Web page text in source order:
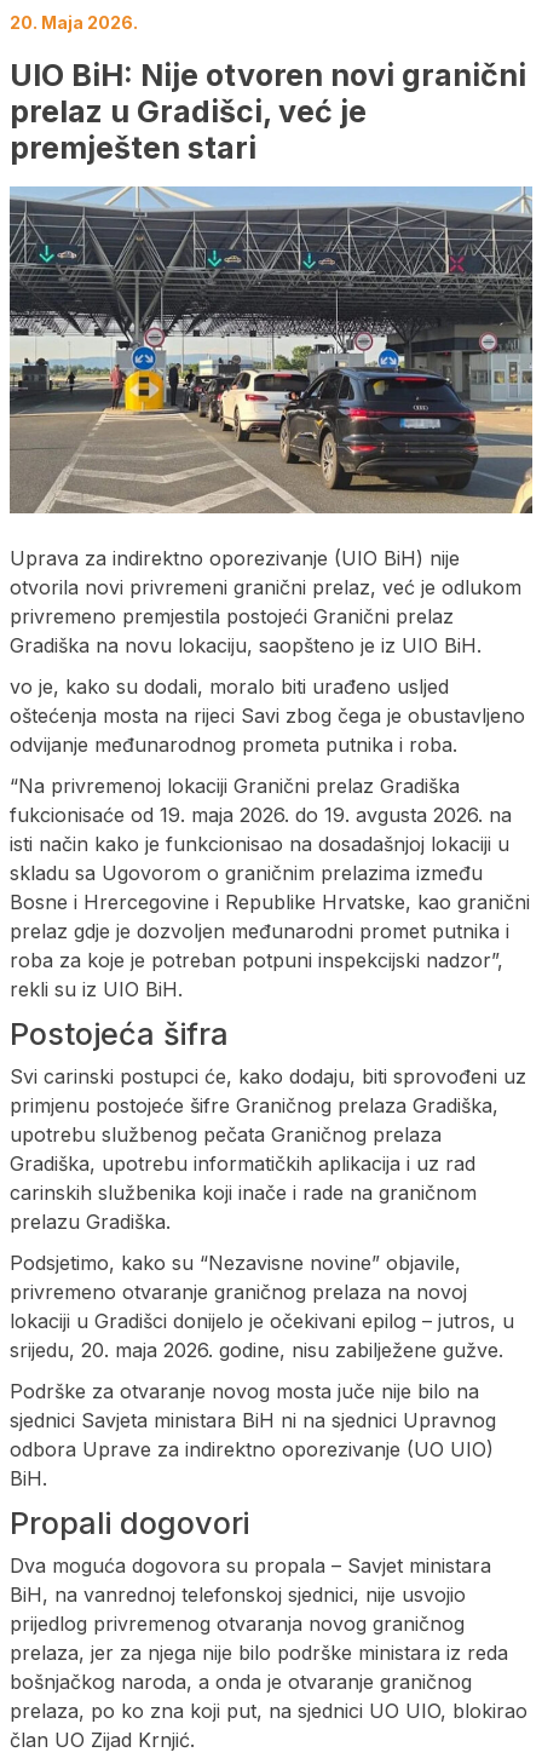
20. Maja 2026.
UIO BiH: Nije otvoren novi granični
prelaz u Gradišci, već je
premješten stari
Uprava za indirektno oporezivanje (UIO BiH) nije
otvorila novi privremeni granični prelaz, već je odlukom
privremeno premjestila postojeći Granični prelaz
Gradiška na novu lokaciju, saopšteno je iz UIO BiH.
vo je, kako su dodali, moralo biti urađeno usljed
oštećenja mosta na rijeci Savi zbog čega je obustavljeno
odvijanje međunarodnog prometa putnika i roba.
“Na privremenoj lokaciji Granični prelaz Gradiška
fukcionisaće od 19. maja 2026. do 19. avgusta 2026. na
isti način kako je funkcionisao na dosadašnjoj lokaciji u
skladu sa Ugovorom o graničnim prelazima između
Bosne i Hrercegovine i Republike Hrvatske, kao granični
prelaz gdje je dozvoljen međunarodni promet putnika i
roba za koje je potreban potpuni inspekcijski nadzor”,
rekli su iz UIO BiH.
Postojeća šifra
Svi carinski postupci će, kako dodaju, biti sprovođeni uz
primjenu postojeće šifre Graničnog prelaza Gradiška,
upotrebu službenog pečata Graničnog prelaza
Gradiška, upotrebu informatičkih aplikacija i uz rad
carinskih službenika koji inače i rade na graničnom
prelazu Gradiška.
Podsjetimo, kako su “Nezavisne novine” objavile,
privremeno otvaranje graničnog prelaza na novoj
lokaciji u Gradišci donijelo je očekivani epilog – jutros, u
srijedu, 20. maja 2026. godine, nisu zabilježene gužve.
Podrške za otvaranje novog mosta juče nije bilo na
sjednici Savjeta ministara BiH ni na sjednici Upravnog
odbora Uprave za indirektno oporezivanje (UO UIO)
BiH.
Propali dogovori
Dva moguća dogovora su propala – Savjet ministara
BiH, na vanrednoj telefonskoj sjednici, nije usvojio
prijedlog privremenog otvaranja novog graničnog
prelaza, jer za njega nije bilo podrške ministara iz reda
bošnjačkog naroda, a onda je otvaranje graničnog
prelaza, po ko zna koji put, na sjednici UO UIO, blokirao
član UO Zijad Krnjić.